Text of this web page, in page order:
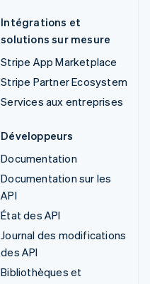
Intégrations et
solutions sur mesure
Stripe App Marketplace
Stripe Partner Ecosystem
Services aux entreprises
Développeurs
Documentation
Documentation sur les
API
État des API
Journal des modifications
des API
Bibliothèques et